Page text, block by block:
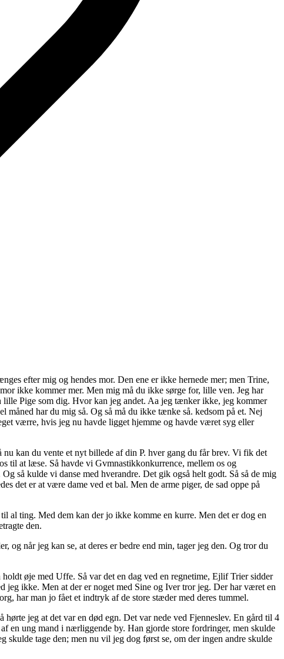
efter mig og hendes mor. Den ene er ikke hernede mer; men Trine,
ikke kommer mer. Men mig må du ikke sørge for, lille ven. Jeg har
Pige som dig. Hvor kan jeg andet. Aa jeg tænker ikke, jeg kommer
har du mig så. Og så må du ikke tænke så. kedsom på et. Nej
værre, hvis jeg nu havde ligget hjemme og havde været syg eller
kan du vente et nyt billede af din P. hver gang du får brev. Vi fik det
til at læse. Så havde vi Gvmnastikkonkurrence, mellem os og
så kulde vi danse med hverandre. Det gik også helt godt. Så så de mig
det er at være dame ved et bal. Men de arme piger, de sad oppe på
al ting. Med dem kan der jo ikke komme en kurre. Men det er dog en
den.
og når jeg kan se, at deres er bedre end min, tager jeg den. Og tror du
øje med Uffe. Så var det en dag ved en regnetime, Ejlif Trier sidder
jeg ikke. Men at der er noget med Sine og Iver tror jeg. Der har været en
har man jo fået et indtryk af de store stæder med deres tummel.
jeg at det var en død egn. Det var nede ved Fjenneslev. En gård til 4
en ung mand i nærliggende by. Han gjorde store fordringer, men skulde
tage den; men nu vil jeg dog først se, om der ingen andre skulde